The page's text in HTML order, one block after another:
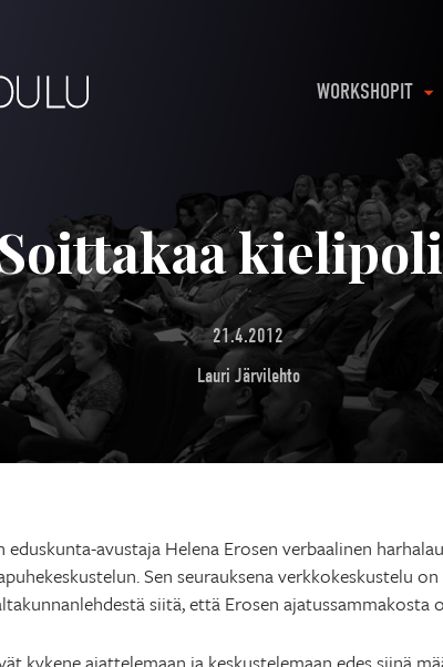
WORKSHOPIT
21.4.2012
Lauri Järvilehto
avustaja Helena Erosen verbaalinen
Sen seurauksena verkkokeskustelu
siitä, että Erosen